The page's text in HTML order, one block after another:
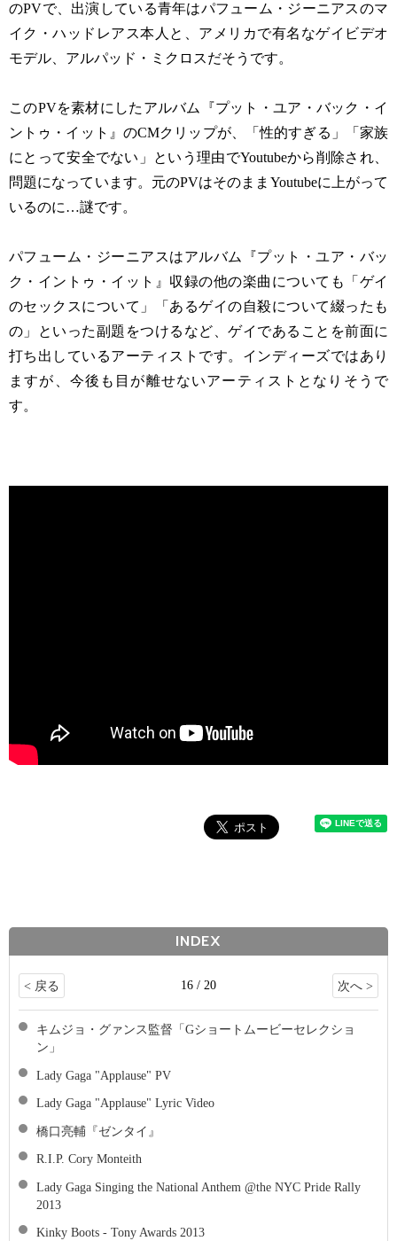
のPVで、出演している青年はパフューム・ジーニアスのマ
イク・ハッドレアス本人と、アメリカで有名なゲイビデオ
モデル、アルパッド・ミクロスだそうです。
このPVを素材にしたアルバム『プット・ユア・バック・イ
ントゥ・イット』のCMクリップが、「性的すぎる」「家族
にとって安全でない」という理由でYoutubeから削除され、
問題になっています。元のPVはそのままYoutubeに上がって
いるのに…謎です。
パフューム・ジーニアスはアルバム『プット・ユア・バッ
ク・イントゥ・イット』収録の他の楽曲についても「ゲイ
のセックスについて」「あるゲイの自殺について綴ったも
の」といった副題をつけるなど、ゲイであることを前面に
打ち出しているアーティストです。インディーズではあり
ますが、今後も目が離せないアーティストとなりそうで
す。
INDEX
< 戻る 16 / 20 次へ >
キムジョ・グァンス監督「Gショートムービーセレクショ
ン」
Lady Gaga "Applause" PV
Lady Gaga "Applause" Lyric Video
橋口亮輔『ゼンタイ』
R.I.P. Cory Monteith
Lady Gaga Singing the National Anthem @the NYC Pride Rally
2013
Kinky Boots - Tony Awards 2013